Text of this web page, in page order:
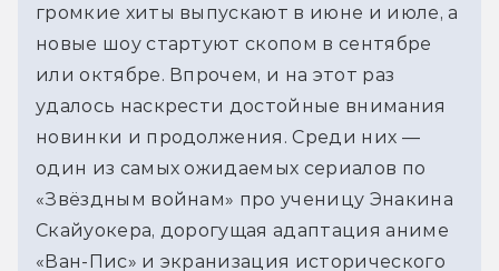
громкие хиты выпускают в июне и июле, а
новые шоу стартуют скопом в сентябре
или октябре. Впрочем, и на этот раз
удалось наскрести достойные внимания
новинки и продолжения. Среди них —
один из самых ожидаемых сериалов по
«Звёздным войнам» про ученицу Энакина
Скайуокера, дорогущая адаптация аниме
«Ван-Пис» и экранизация исторического